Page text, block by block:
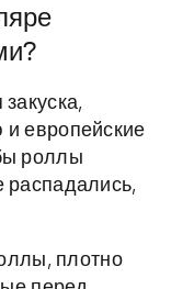
европейские
роллы
распадались,
плотно